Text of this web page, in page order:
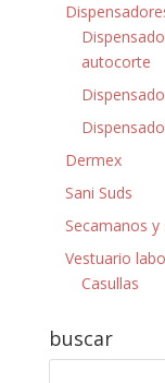
autocorte
Dermex
Sani Suds
Secamanos y
Vestuario
Casullas
buscar